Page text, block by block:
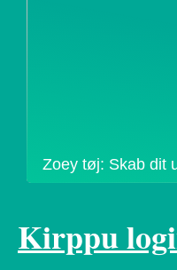
Zoey tøj: Skab dit
Kirppu